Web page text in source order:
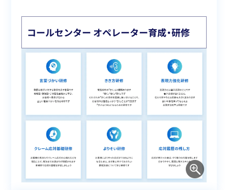
コールセンター オペレーター育成・研修